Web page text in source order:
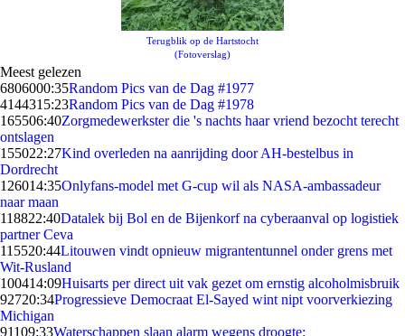
Terugblik op de Hartstocht
(Fotoverslag)
Meest gelezen
6806000:35Random Pics van de Dag #1977
4144315:23Random Pics van de Dag #1978
165506:40Zorgmedewerkster die 's nachts haar vriend bezocht terecht
ontslagen
155022:27Kind overleden na aanrijding door AH-bestelbus in
Dordrecht
126014:35Onlyfans-model met G-cup wil als NASA-ambassadeur
naar maan
118822:40Datalek bij Bol en de Bijenkorf na cyberaanval op logistiek
partner Ceva
115520:44Litouwen vindt opnieuw migrantentunnel onder grens met
Wit-Rusland
100414:09Huisarts per direct uit vak gezet om ernstig alcoholmisbruik
92720:34Progressieve Democraat El-Sayed wint nipt voorverkiezing
Michigan
91109:33Waterschappen slaan alarm wegens droogte: